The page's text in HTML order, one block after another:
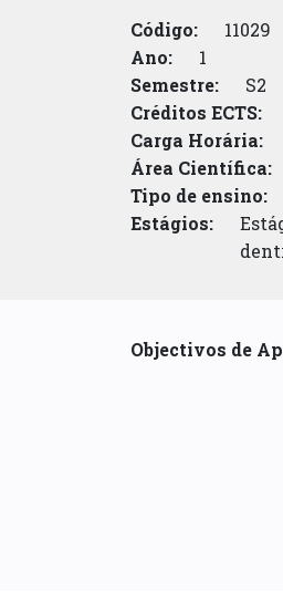
Código:
11029
Ano:
1
Semestre:
S2
Créditos ECTS:
Carga Horária:
Área Científica:
Tipo de ensino:
Estágios:
Objectivos de